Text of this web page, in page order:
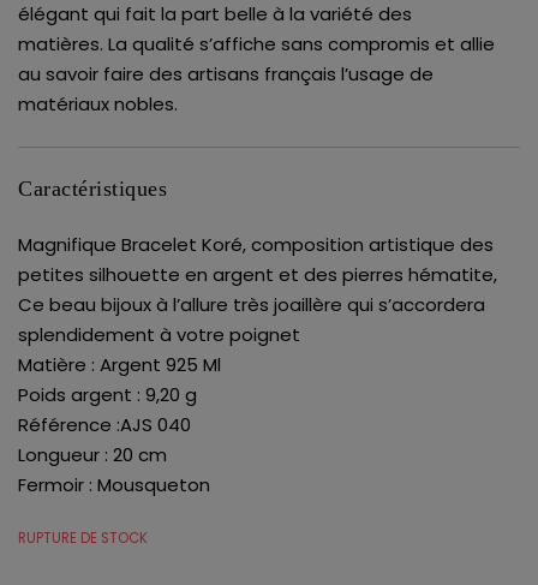
élégant qui fait la part belle à la variété des
matières. La qualité s’affiche sans compromis et allie
au savoir faire des artisans français l’usage de
matériaux nobles.
Caractéristiques
Magnifique Bracelet Koré, composition artistique des
petites silhouette en argent et des pierres hématite,
Ce beau bijoux à l’allure très joaillère qui s’accordera
splendidement à votre poignet
Matière : Argent 925 Ml
Poids argent : 9,20 g
Référence :AJS 040
Longueur : 20 cm
Fermoir : Mousqueton
RUPTURE DE STOCK